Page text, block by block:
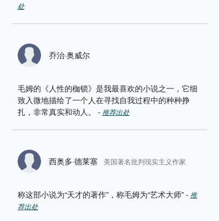
处
乔治·奥威尔
毛姆的《人性的枷锁》是我最喜欢的小说之一，它细
致入微地描绘了一个人在寻找自我过程中的种种挣
扎，非常真实和动人。
- 推荐出处
西奥多·德莱塞 美国著名批判现实主义作家
称这部小说为“天才的著作”，称毛姆为“艺术大师”- 推
荐出处